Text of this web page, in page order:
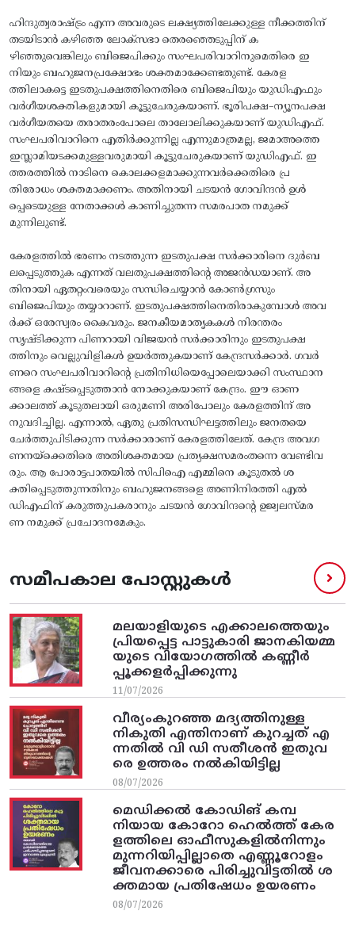
ഹിന്ദുത്വരാഷ്‌ട്രം എന്ന അവരുടെ ലക്ഷ്യത്തിലേക്കുള്ള നീക്കത്തിന്‌
തടയിടാൻ കഴിഞ്ഞ ലോക്‌സഭാ തെരഞ്ഞെടുപ്പിന്‌ ക
ഴിഞ്ഞുവെങ്കിലും ബിജെപിക്കും സംഘപരിവാറിനുമെതിരെ ഇ
നിയും ബഹുജനപ്രക്ഷോഭം ശക്തമാക്കേണ്ടതുണ്ട്‌. കേരള
ത്തിലാകട്ടെ ഇടതുപക്ഷത്തിനെതിരെ ബിജെപിയും യുഡിഎഫും
വർഗീയശക്തികളുമായി കൂട്ടുചേരുകയാണ്‌. ഭൂരിപക്ഷ–ന്യൂനപക്ഷ
വർഗീയതയെ തരാതരംപോലെ താലോലിക്കുകയാണ്‌ യുഡിഎഫ്‌.
സംഘപരിവാറിനെ എതിർക്കുന്നില്ല എന്നുമാത്രമല്ല, ജമാഅത്തെ
ഇസ്ലാമിയടക്കമുള്ളവരുമായി കൂട്ടുചേരുകയാണ്‌ യുഡിഎഫ്‌. ഇ
ത്തരത്തിൽ നാടിനെ കൊലക്കളമാക്കുന്നവർക്കെതിരെ പ്ര
തിരോധം ശക്തമാക്കണം. അതിനായി ചടയൻ ഗോവിന്ദൻ ഉൾ
പ്പെടെയുള്ള നേതാക്കൾ കാണിച്ചുതന്ന സമരപാത നമുക്ക്‌
മുന്നിലുണ്ട്‌.
കേരളത്തിൽ ഭരണം നടത്തുന്ന ഇടതുപക്ഷ സർക്കാരിനെ ദുർബ
ലപ്പെടുത്തുക എന്നത്‌ വലതുപക്ഷത്തിന്റെ അജൻഡയാണ്‌. അ
തിനായി ഏതറ്റംവരെയും സന്ധിചെയ്യാൻ കോൺഗ്രസും
ബിജെപിയും തയ്യാറാണ്‌. ഇടതുപക്ഷത്തിനെതിരാകുമ്പോൾ അവ
ർക്ക്‌ ഒരേസ്വരം കൈവരും. ജനകീയമാതൃകകൾ നിരന്തരം
സൃഷ്‌ടിക്കുന്ന പിണറായി വിജയൻ സർക്കാരിനും ഇടതുപക്ഷ
ത്തിനും വെല്ലുവിളികൾ ഉയർത്തുകയാണ്‌ കേന്ദ്രസർക്കാർ. ഗവർ
ണറെ സംഘപരിവാറിന്റെ പ്രതിനിധിയെപ്പോലെയാക്കി സംസ്ഥാന
ങ്ങളെ കഷ്ടപ്പെടുത്താൻ നോക്കുകയാണ്‌ കേന്ദ്രം. ഇ‍ൗ ഓണ
ക്കാലത്ത്‌ കൂടുതലായി ഒരുമണി അരിപോലും കേരളത്തിന്‌ അ
നുവദിച്ചില്ല. എന്നാൽ, ഏതു പ്രതിസന്ധിഘട്ടത്തിലും ജനതയെ
ചേർത്തുപിടിക്കുന്ന സർക്കാരാണ്‌ കേരളത്തിലേത്‌. കേന്ദ്ര അവഗ
ണനയ്‌ക്കെതിരെ അതിശക്തമായ പ്രത്യക്ഷസമരംതന്നെ വേണ്ടിവ
രും. ആ പോരാട്ടപാതയിൽ സിപിഐ എമ്മിനെ കൂടുതൽ ശ
ക്തിപ്പെടുത്തുന്നതിനും ബഹുജനങ്ങളെ അണിനിരത്തി എൽ
ഡിഎഫിന്‌ കരുത്തുപകരാനും ചടയൻ ഗോവിന്ദന്റെ ഉജ്വലസ്മര
ണ നമുക്ക് പ്രചോദനമേകും.
സമീപകാല പോസ്റ്റുകൾ
മലയാളിയുടെ എക്കാലത്തെയും
പ്രിയപ്പെട്ട പാട്ടുകാരി ജാനകിയമ്മ
യുടെ വിയോഗത്തിൽ കണ്ണീർ
പ്പൂക്കളർപ്പിക്കുന്നു
11/07/2026
വീര്യംകുറഞ്ഞ മദ്യത്തിനുള്ള
നികുതി എന്തിനാണ് കുറച്ചത് എ
ന്നതിൽ വി ഡി സതീശൻ ഇതുവ
രെ ഉത്തരം നൽകിയിട്ടില്ല
08/07/2026
മെഡിക്കൽ കോഡിങ് കമ്പ
നിയായ കോറോ ഹെൽത്ത് കേര
ളത്തിലെ ഓഫീസുകളിൽനിന്നും
മുന്നറിയിപ്പില്ലാതെ എണ്ണൂറോളം
ജീവനക്കാരെ പിരിച്ചുവിട്ടതിൽ‌ ശ
ക്തമായ പ്രതിഷേധം ഉയരണം
08/07/2026